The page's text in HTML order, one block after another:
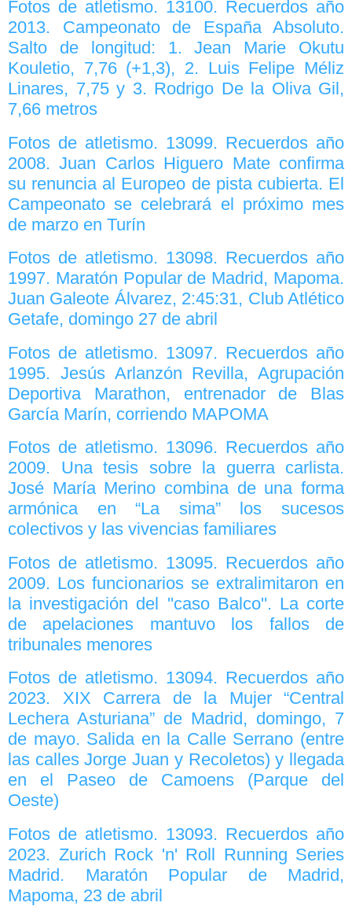
Fotos de atletismo. 13100. Recuerdos año
2013. Campeonato de España Absoluto.
Salto de longitud: 1. Jean Marie Okutu
Kouletio, 7,76 (+1,3), 2. Luis Felipe Méliz
Linares, 7,75 y 3. Rodrigo De la Oliva Gil,
7,66 metros
Fotos de atletismo. 13099. Recuerdos año
2008. Juan Carlos Higuero Mate confirma
su renuncia al Europeo de pista cubierta. El
Campeonato se celebrará el próximo mes
de marzo en Turín
Fotos de atletismo. 13098. Recuerdos año
1997. Maratón Popular de Madrid, Mapoma.
Juan Galeote Álvarez, 2:45:31, Club Atlético
Getafe, domingo 27 de abril
Fotos de atletismo. 13097. Recuerdos año
1995. Jesús Arlanzón Revilla, Agrupación
Deportiva Marathon, entrenador de Blas
García Marín, corriendo MAPOMA
Fotos de atletismo. 13096. Recuerdos año
2009. Una tesis sobre la guerra carlista.
José María Merino combina de una forma
armónica en “La sima” los sucesos
colectivos y las vivencias familiares
Fotos de atletismo. 13095. Recuerdos año
2009. Los funcionarios se extralimitaron en
la investigación del ''caso Balco''. La corte
de apelaciones mantuvo los fallos de
tribunales menores
Fotos de atletismo. 13094. Recuerdos año
2023. XIX Carrera de la Mujer “Central
Lechera Asturiana” de Madrid, domingo, 7
de mayo. Salida en la Calle Serrano (entre
las calles Jorge Juan y Recoletos) y llegada
en el Paseo de Camoens (Parque del
Oeste)
Fotos de atletismo. 13093. Recuerdos año
2023. Zurich Rock 'n' Roll Running Series
Madrid. Maratón Popular de Madrid,
Mapoma, 23 de abril